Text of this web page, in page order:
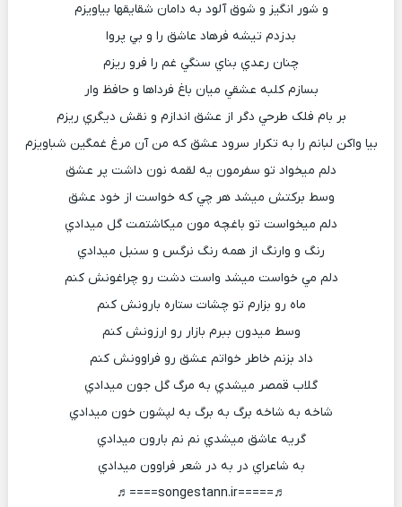
و شور انگيز و شوق آلود به دامان شقايقها بياويزم
بدزدم تيشه فرهاد عاشق را و بي پروا
چنان رعدي بناي سنگي غم را فرو ريزم
بسازم کلبه عشقي ميان باغ فرداها و حافظ وار
بر بام فلک طرحي دگر از عشق اندازم و نقش ديگري ريزم
بيا واکن لبانم را به تکرار سرود عشق که من آن مرغ غمگين شباويزم
دلم ميخواد تو سفرمون يه لقمه نون داشت پر عشق
وسط برکتش ميشد هر چي که خواست از خود عشق
دلم ميخواست تو باغچه مون ميکاشتمت گل ميدادي
رنگ و وارنگ از همه رنگ نرگس و سنبل ميدادي
دلم مي خواست ميشد واست دشت رو چراغونش کنم
ماه رو بزارم تو چشات ستاره بارونش کنم
وسط ميدون ببرم بازار رو ارزونش کنم
داد بزنم خاطر خواتم عشق رو فراوونش کنم
گلاب قمصر ميشدي به مرگ گل جون ميدادي
شاخه به شاخه برگ به برگ به لپشون خون ميدادي
گريه عاشق ميشدي نم نم بارون ميدادي
به شاعراي در به در شعر فراوون ميدادي
♬=====songestann.ir====♬